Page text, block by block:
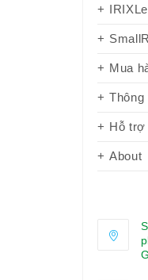
Mua
Thông
Hỗ trợ
About